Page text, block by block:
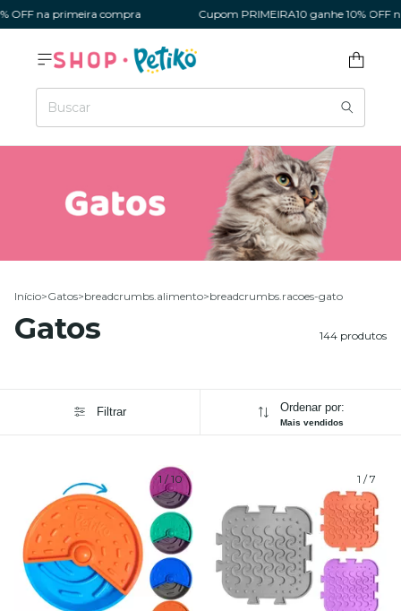
na primeira compra Cupom PRIMEIRA10 ganhe 10% OFF na
Início>Gatos>breadcrumbs.alimento>breadcrumbs.racoes-gato
Gatos 144 produtos
Filtrar Ordenar por:
Mais vendidos
1 / 10 1 /7